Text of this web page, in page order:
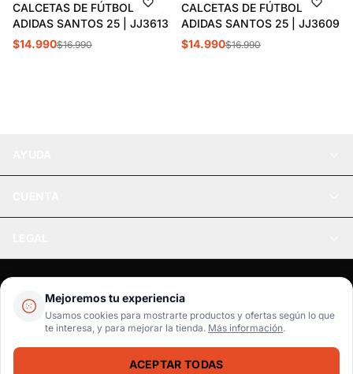
Mejoremos tu experiencia
Usamos cookies para mostrarte productos y ofertas según lo que
te interesa, y para mejorar la tienda. Más información.
ACEPTAR TODAS
CALCETAS DE FÚTBOL
ADIDAS SANTOS 25 | JJ3613
$14.990$16.990
CALCETAS DE FÚTBOL
ADIDAS SANTOS 25 | JJ3609
$14.990$16.990
Realsport © 2026